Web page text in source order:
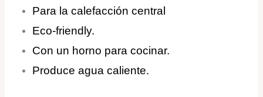
Para la calefacción central
Eco-friendly.
Con un horno para cocinar.
Produce agua caliente.